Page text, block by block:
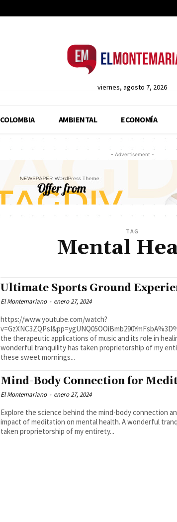
viernes, agosto 7, 2026
COLOMBIA AMBIENTAL ECONOMÍA
- Advertisement -
TAG
Mental
Ultimate Sports Ground
El Montemariano - enero 27, 2024
https://www.youtube.com/watch?
v=GzXNC3ZQPsI&pp=ygUNQ05OOiBmb290YmFsbA%3D%3D
the therapeutic applications of music and its role in
wonderful tranquility has taken proprietorship of my
these sweet mornings...
Mind-Body Connection for
El Montemariano - enero 27, 2024
Explore the science behind the mind-body connection
impact of meditation on mental health. A wonderful tranquility has
taken proprietorship of my entirety...